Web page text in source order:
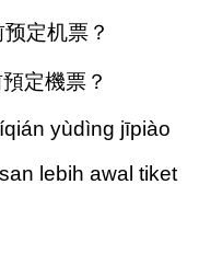
定机票？
定機票？
yùdìng jīpiào
lebih awal tiket